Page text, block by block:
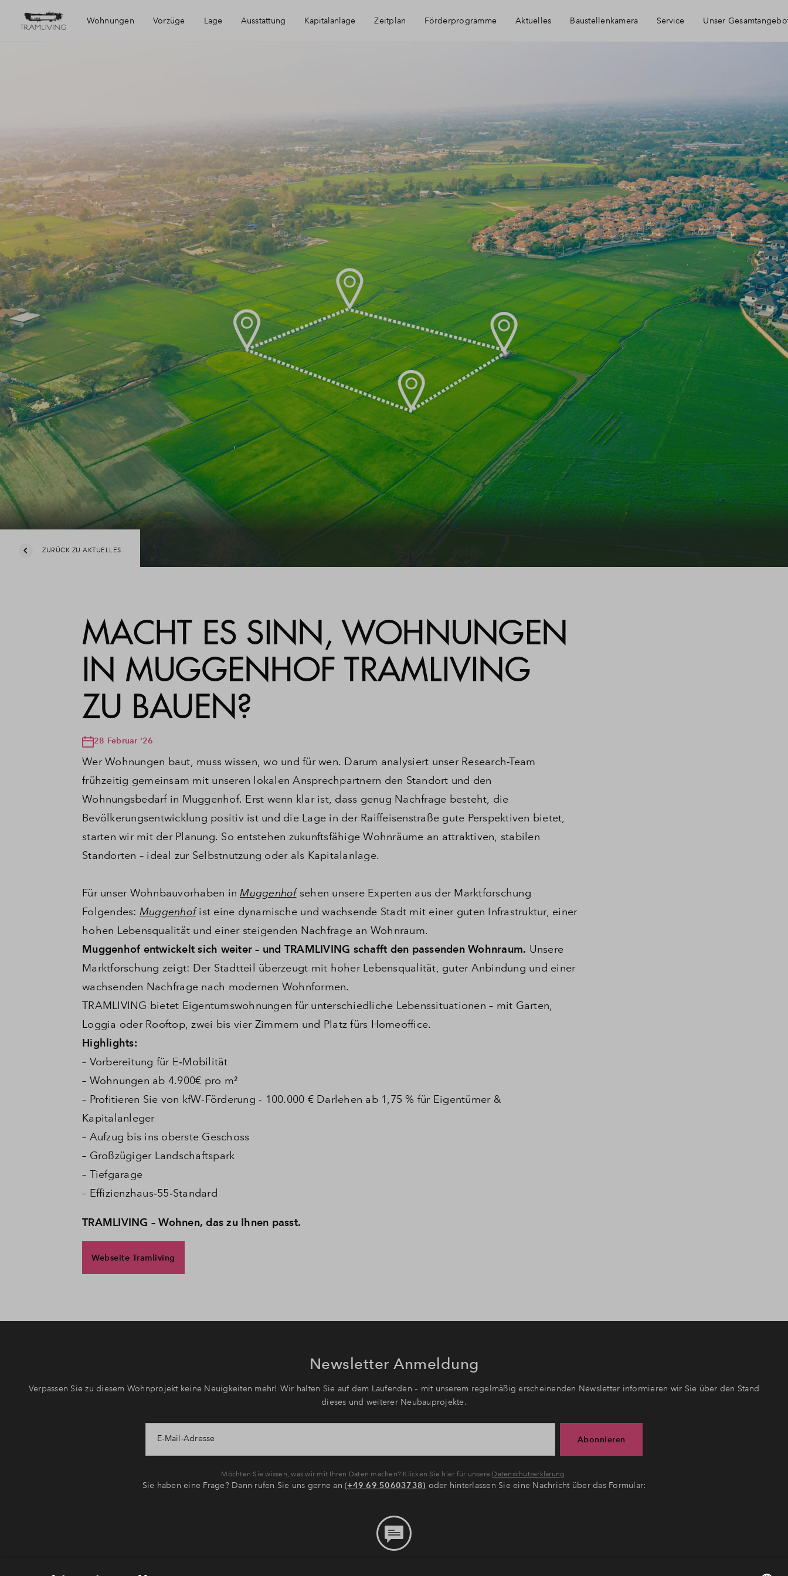
Wohnungen Vorzüge Lage Ausstattung Kapitalanlage Zeitplan Förderprogramme Aktuelles Baustellenkamera Service
Newsletter-Anmeldung
Kontakt
Über BPD
Unser
ZURÜCK ZU AKTUELLES
MACHT ES SINN, WOHNUNGEN
IN MUGGENHOF TRAMLIVING
ZU BAUEN?
28 Februar '26
Wer Wohnungen baut, muss wissen, wo und für wen. Darum analysiert unser Research-Team
frühzeitig gemeinsam mit unseren lokalen Ansprechpartnern den Standort und den
Wohnungsbedarf in Muggenhof. Erst wenn klar ist, dass genug Nachfrage besteht, die
Bevölkerungsentwicklung positiv ist und die Lage in der Raiffeisenstraße gute Perspektiven bietet,
starten wir mit der Planung. So entstehen zukunftsfähige Wohnräume an attraktiven, stabilen
Standorten – ideal zur Selbstnutzung oder als Kapitalanlage.
Für unser Wohnbauvorhaben inMuggenhof sehen unsere Experten aus der Marktforschung
Folgendes: Muggenhof ist eine dynamische und wachsende Stadt mit einer guten Infrastruktur, einer
hohen Lebensqualität und einer steigenden Nachfrage an Wohnraum.
Muggenhof entwickelt sich weiter – und TRAMLIVING schafft den passenden Wohnraum. Unsere
Marktforschung zeigt: Der Stadtteil überzeugt mit hoher Lebensqualität, guter Anbindung und einer
wachsenden Nachfrage nach modernen Wohnformen.
TRAMLIVING bietet Eigentumswohnungen für unterschiedliche Lebenssituationen – mit Garten,
Loggia oder Rooftop, zwei bis vier Zimmern und Platz fürs Homeoffice.
Highlights:
– Vorbereitung für E‑Mobilität
– Wohnungen ab 4.900€ pro m²
– Profitieren Sie von kfW-Förderung - 100.000 € Darlehen ab 1,75 % für Eigentümer &
Kapitalanleger
– Aufzug bis ins oberste Geschoss
– Großzügiger Landschaftspark
– Tiefgarage
– Effizienzhaus‑55‑Standard
TRAMLIVING – Wohnen, das zu Ihnen passt.
Webseite Tramliving
Newsletter Anmeldung
Verpassen Sie zu diesem Wohnprojekt keine Neuigkeiten mehr! Wir halten Sie auf dem Laufenden – mit unserem regelmäßig erscheinenden Newsletter informieren wir Sie über den Stand
dieses und weiterer Neubauprojekte.
E-Mail-Adresse Abonnieren
Möchten Sie wissen, was wir mit Ihren Daten machen? Klicken Sie hier für unsere Datenschutzerklärung.
Sie haben eine Frage? Dann rufen Sie uns gerne an (+49 69 50603738) oder hinterlassen Sie eine Nachricht über das Formular: